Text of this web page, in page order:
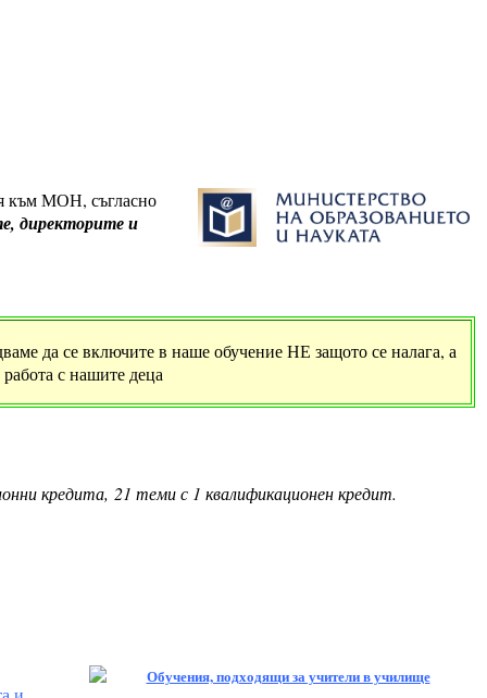
към МОН, съгласно
директорите и
да се включите в наше обучение НЕ защото се налага, а
с нашите деца
кредита, 21 теми с 1 квалификационен кредит.